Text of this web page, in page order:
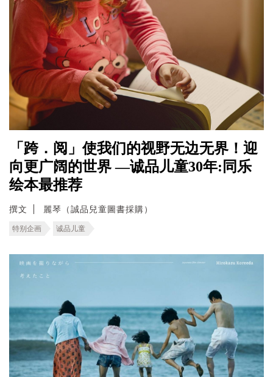
「跨．阅」使我们的视野无边无界！迎
向更广阔的世界 —诚品儿童30年:同乐
绘本最推荐
撰文 麗琴（誠品兒童圖書採購）
特别企画 诚品儿童